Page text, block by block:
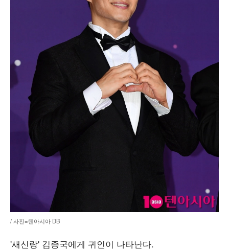
/ 사진=텐아시아 DB
'새신랑' 김종국에게 귀인이 나타난다.